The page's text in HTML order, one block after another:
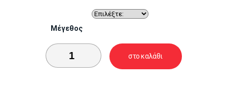
Μέγεθος
στο καλάθι